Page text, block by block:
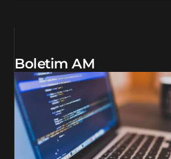
Boletim AM